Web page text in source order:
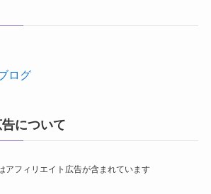
ログ
について
アフィリエイト広告が含まれています